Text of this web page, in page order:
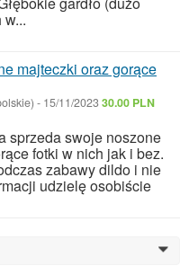
majteczki oraz gorące
- 15/11/202330.00 PLN
sprzeda swoje noszone
fotki w nich jak i bez.
zabawy dildo i nie
udzielę osobiście
0